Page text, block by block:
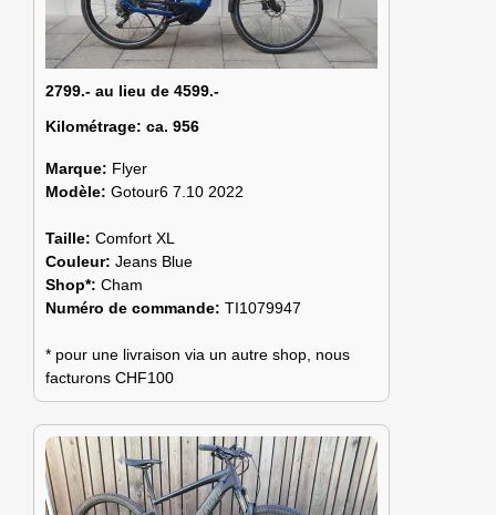
2799.- au lieu de 4599.-
Kilométrage: ca. 956
Marque: Flyer
Modèle: Gotour6 7.10 2022
Taille: Comfort XL
Couleur: Jeans Blue
Shop*: Cham
Numéro de commande: TI1079947
* pour une livraison via un autre shop, nous
facturons CHF100